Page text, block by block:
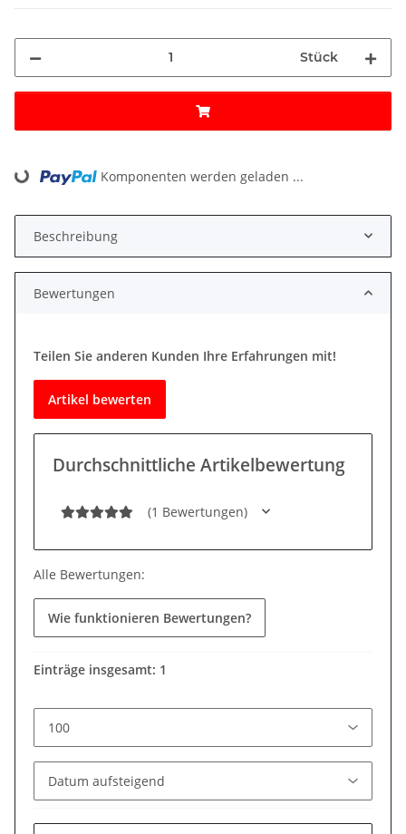
Stück
Loading... Komponenten werden geladen ...
Beschreibung
Bewertungen
Durchschnittliche Artikelbewertung
(1 Bewertungen)
Teilen Sie anderen Kunden Ihre Erfahrungen mit!
Artikel bewerten
Alle Bewertungen:
Wie funktionieren Bewertungen?
Einträge insgesamt: 1